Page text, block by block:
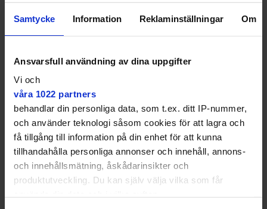
Samtycke Information Reklaminställningar Om
Ansvarsfull användning av dina uppgifter
Vi och
våra 1022 partners
behandlar din personliga data, som t.ex. ditt IP-nummer,
och använder teknologi såsom cookies för att lagra och
få tillgång till information på din enhet för att kunna
tillhandahålla personliga annonser och innehåll, annons-
och innehållsmätning, åskådarinsikter och
produktutveckling. Du kan själv välja vilka som får
Vattenbufflarna tillbaka i
Sumpan – tuffa utmanare
för alla kor
DJUR
Betydligt snällare än sin tuffa släkting ✔
Värstingar på att beta ✔ "Är jätteroliga!"